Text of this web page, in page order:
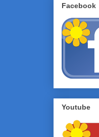
Facebook
Youtube